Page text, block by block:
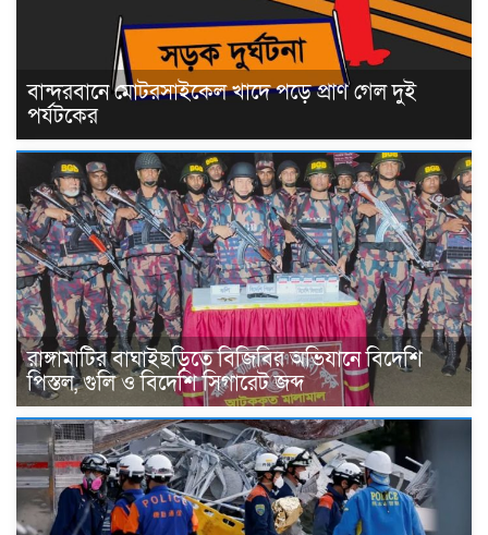
বান্দরবানে মোটরসাইকেল খাদে পড়ে প্রাণ গেল দুই
পর্যটকের
রাঙ্গামাটির বাঘাইছড়িতে বিজিবির অভিযানে বিদেশি
পিস্তল, গুলি ও বিদেশি সিগারেট জব্দ